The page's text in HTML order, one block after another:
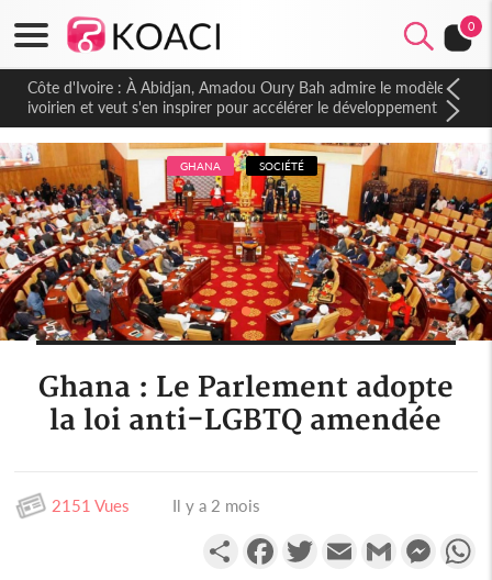
0
Côte d'Ivoire : À Abidjan, Amadou Oury Bah admire le modèle
ivoirien et veut s'en inspirer pour accélérer le développement
de la Guinée
GHANA SOCIÉTÉ
Ghana : Le Parlement adopte
la loi anti-LGBTQ amendée
2151 Vues Il y a 2 mois
PartagerFacebookTwitterEmail Gmail